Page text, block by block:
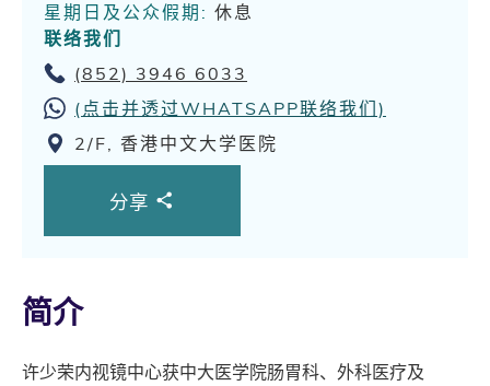
星期日及公众假期: 休息
联络我们
(852) 3946 6033
(点击并透过WHATSAPP联络我们)
2/F, 香港中文大学医院
分享
简介
许少荣内视镜中心获中大医学院肠胃科、外科医疗及